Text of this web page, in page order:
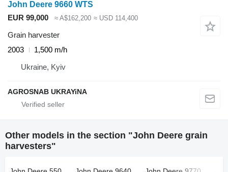
John Deere 9660 WTS
EUR 99,000
≈ A$162,200 ≈ USD 114,400
Grain harvester
2003
1,500 m/h
Ukraine, Kyiv
AGROSNAB UKRAYiNA
Other models in the section "John Deere grain
harvesters"